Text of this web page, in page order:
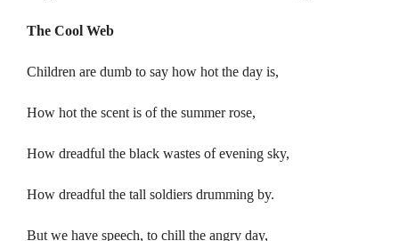
The Cool Web
Children are dumb to say how hot the day is,
How hot the scent is of the summer rose,
How dreadful the black wastes of evening sky,
How dreadful the tall soldiers drumming by.
But we have speech, to chill the angry day,